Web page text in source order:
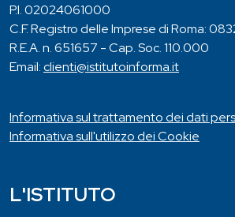
P.I. 02024061000
C.F. Registro delle Imprese di Roma:
R.E.A. n. 651657 - Cap. Soc. 110.000
Email:clienti@istitutoinforma.it
Informativa sul trattamento dei dati
Informativa sull'utilizzo dei Cookie
L'ISTITUTO